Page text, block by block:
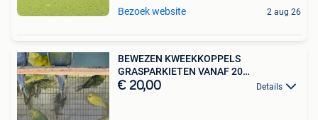
Bezoek website 2 aug 26
BEWEZEN KWEEKKOPPELS
GRASPARKIETEN VANAF 20
EURO/KOPPEL
€ 20,00 Details